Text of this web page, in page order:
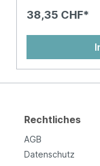
38,35 CHF*
Rechtliches
AGB
Datenschutz